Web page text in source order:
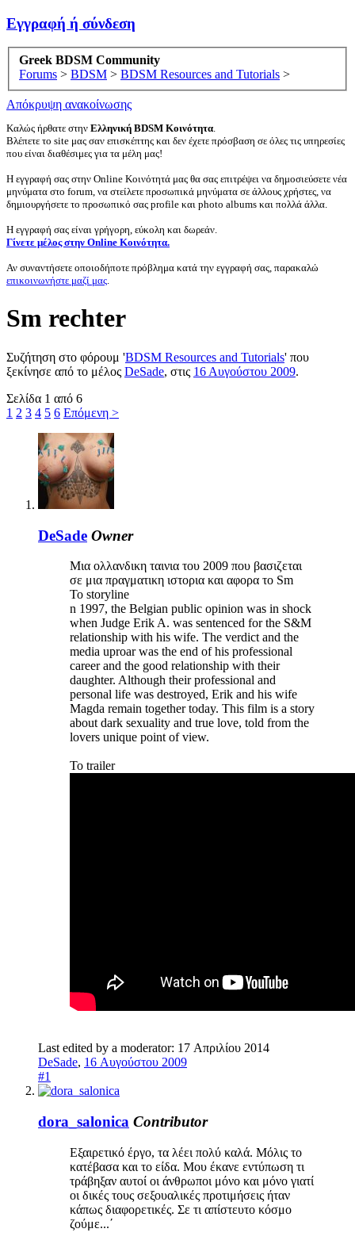
Εγγραφή ή σύνδεση
Greek BDSM Community
Forums > BDSM > BDSM Resources and Tutorials >
Απόκρυψη ανακοίνωσης
Καλώς ήρθατε στην Ελληνική BDSM Κοινότητα.
Βλέπετε το site μας σαν επισκέπτης και δεν έχετε πρόσβαση σε όλες τις υπηρεσίες
που είναι διαθέσιμες για τα μέλη μας!
Η εγγραφή σας στην Online Κοινότητά μας θα σας επιτρέψει να δημοσιεύσετε νέα
μηνύματα στο forum, να στείλετε προσωπικά μηνύματα σε άλλους χρήστες, να
δημιουργήσετε το προσωπικό σας profile και photo albums και πολλά άλλα.
Η εγγραφή σας είναι γρήγορη, εύκολη και δωρεάν.
Γίνετε μέλος στην Online Κοινότητα.
Αν συναντήσετε οποιοδήποτε πρόβλημα κατά την εγγραφή σας, παρακαλώ
επικοινωνήστε μαζί μας.
Sm rechter
Συζήτηση στο φόρουμ 'BDSM Resources and Tutorials' που
ξεκίνησε από το μέλος DeSade, στις 16 Αυγούστου 2009.
Σελίδα 1 από 6
1 2 3 4 5 6 Επόμενη >
DeSade Owner
Μια ολλανδικη ταινια του 2009 που βασιζεται
σε μια πραγματικη ιστορια και αφορα το Sm
Το storyline
n 1997, the Belgian public opinion was in shock
when Judge Erik A. was sentenced for the S&M
relationship with his wife. The verdict and the
media uproar was the end of his professional
career and the good relationship with their
daughter. Although their professional and
personal life was destroyed, Erik and his wife
Magda remain together today. This film is a story
about dark sexuality and true love, told from the
lovers unique point of view.
Το trailer
Last edited by a moderator: 17 Απριλίου 2014
DeSade, 16 Αυγούστου 2009
#1
dora_salonica Contributor
Eξαιρετικό έργο, τα λέει πολύ καλά. Μόλις το
κατέβασα και το είδα. Μου έκανε εντύπωση τι
τράβηξαν αυτοί οι άνθρωποι μόνο και μόνο γιατί
οι δικές τους σεξουαλικές προτιμήσεις ήταν
κάπως διαφορετικές. Σε τι απίστευτο κόσμο
ζούμε...΄